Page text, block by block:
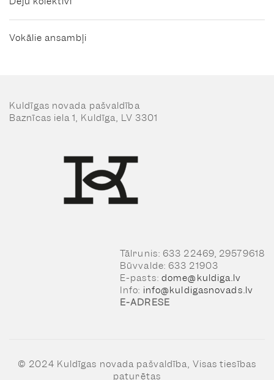
Vokālie ansambļi
Kuldīgas novada pašvaldība
Baznīcas iela 1, Kuldīga, LV 3301
Tālrunis: 633 22469, 29579618
Būvvalde: 633 21903
E-pasts: dome@kuldiga.lv
Info: info@kuldigasnovads.lv
E-ADRESE
© 2024 Kuldīgas novada pašvaldība, Visas tiesības
paturētas